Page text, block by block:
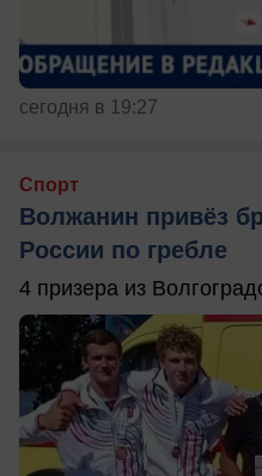
сегодня в 19:27
Спорт
Волжанин привёз
России по гребле
4 призера из